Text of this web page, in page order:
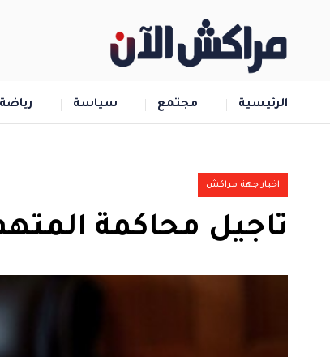
الرئيسية مجتمع سياسة رياضة
اخبار جهة مراكش
تاجيل محاكمة